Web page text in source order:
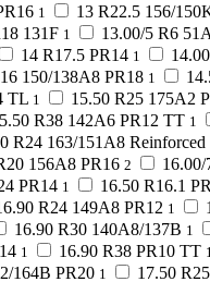
1 13 R22.5 156/
131F 1 13.00/5 R6
14 R17.5 PR14 1
150/138A8 PR18 1
TL 1 15.50 R25 175A2
R38 142A6 PR12 TT 1
R24 163/151A8
156A8 PR16 2
PR14 1 16.50 R16.1
R24 149A8 PR12 1
16.90 R30 140A8/137B 1
1 16.90 R38 PR10 TT 1
164B PR20 1 17.50